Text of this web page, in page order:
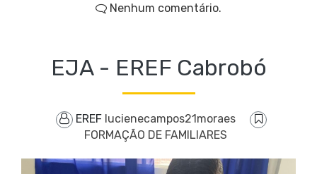
Nenhum comentário.
EJA - EREF Cabrobó
EREF lucienecampos21moraes
FORMAÇÃO DE FAMILIARES